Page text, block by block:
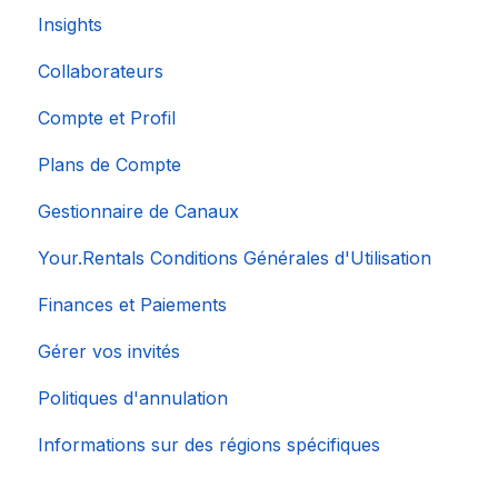
Insights
Collaborateurs
Compte et Profil
Plans de Compte
Gestionnaire de Canaux
Your.Rentals Conditions Générales d'Utilisation
Finances et Paiements
Gérer vos invités
Politiques d'annulation
Informations sur des régions spécifiques